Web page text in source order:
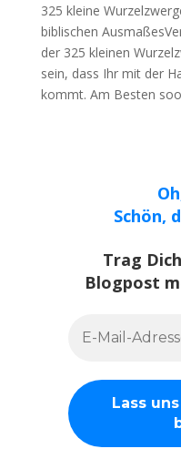
325 kleine
biblischen
der 325 kleinen
sein, dass Ihr mit der
kommt. Am Besten
Schön,
Trag
Blogpost